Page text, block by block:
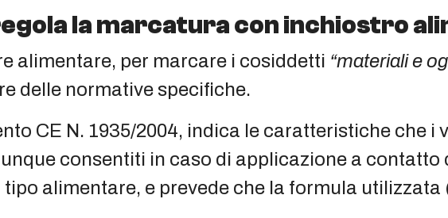
la marcatura con inchiostro
alimentare, per marcare i cosiddetti “materiali e
delle normative specifiche.
CE N. 1935/2004, indica le caratteristiche che i
consentiti in caso di applicazione a
alimentare, e prevede che la formula utilizzata